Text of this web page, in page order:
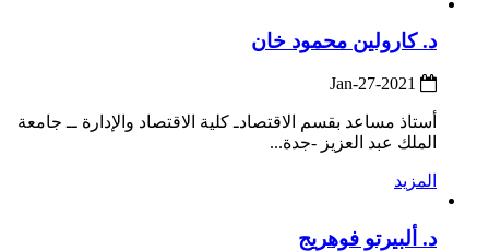
د. كارولين محمود خان
أستاذ مساعد بقسم الاقتصادـ كلية الاقتصاد والإدارة ــ جامعة
الملك عبد العزيز -جدة...
المزيد
د. ألبيرتو فوهريج